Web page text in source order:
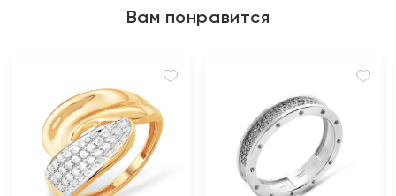
Вам понравится